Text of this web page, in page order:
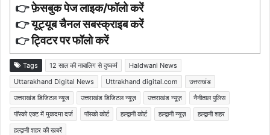
👉फ़ेसबुक पेज लाइक/फॉलो करें
👉यूट्यूब चैनल सबस्क्राइब करें
👉ट्विटर पर फॉलो करें
Tags 12 साल की नाबालिग से दुष्कर्म
Haldwani News
Uttarakhand Digital News
Uttrakhand digital.com
उत्तराखंड
उत्तराखंड डिजिटल न्यूज
उत्तराखंड डिजिटल न्यूज़ उत्तराखंड न्यूज़
नैनीताल पुलिस
पॉस्को एक्ट में मुकदमा दर्ज
पॉस्को कोर्ट हल्द्वानी कोर्ट हल्द्वानी न्यूज़
हल्द्वानी शहर
हल्द्वानी शहर की खबरें